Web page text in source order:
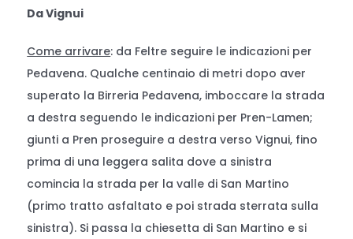
Da Vignui
Come arrivare: da Feltre seguire le indicazioni per
Pedavena. Qualche centinaio di metri dopo aver
superato la Birreria Pedavena, imboccare la strada
a destra seguendo le indicazioni per Pren-Lamen;
giunti a Pren proseguire a destra verso Vignui, fino
prima di una leggera salita dove a sinistra
comincia la strada per la valle di San Martino
(primo tratto asfaltato e poi strada sterrata sulla
sinistra). Si passa la chiesetta di San Martino e si